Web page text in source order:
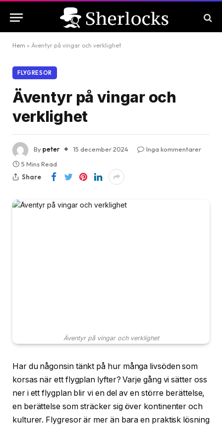
Hem » Äventyr på vingar och verklighet
FLYGRESOR
Äventyr på vingar och
verklighet
Bypeter 15 december 2024
Inga kommentarer
5 Mins Read
Share
Äventyr på vingar och verklighet
Har du någonsin tänkt på hur många livsöden som
korsas när ett flygplan lyfter? Varje gång vi sätter oss
ner i ett flygplan blir vi en del av en större berättelse,
en berättelse som sträcker sig över kontinenter och
kulturer. Flygresor är mer än bara en praktisk lösning